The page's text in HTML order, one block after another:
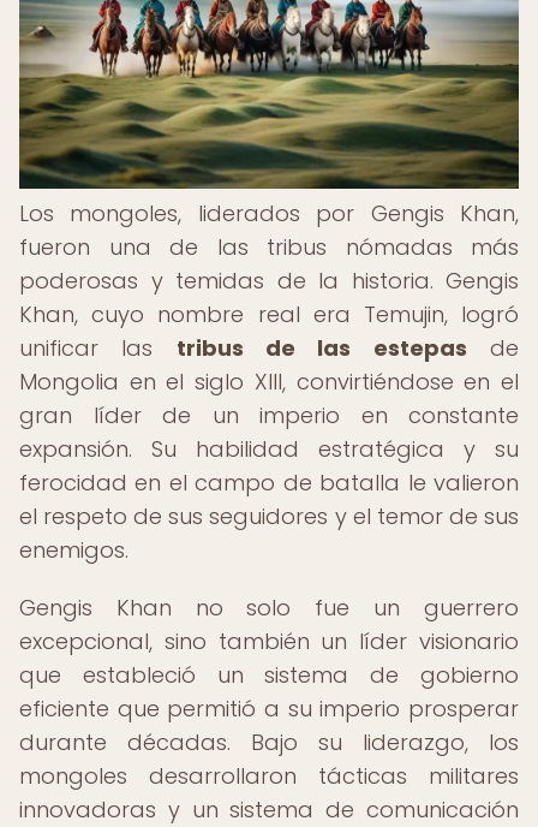
Los mongoles, liderados por Gengis Khan,
fueron una de las tribus nómadas más
poderosas y temidas de la historia. Gengis
Khan, cuyo nombre real era Temujin, logró
unificar las tribus de las estepas de
Mongolia en el siglo XIII, convirtiéndose en el
gran líder de un imperio en constante
expansión. Su habilidad estratégica y su
ferocidad en el campo de batalla le valieron
el respeto de sus seguidores y el temor de sus
enemigos.
Gengis Khan no solo fue un guerrero
excepcional, sino también un líder visionario
que estableció un sistema de gobierno
eficiente que permitió a su imperio prosperar
durante décadas. Bajo su liderazgo, los
mongoles desarrollaron tácticas militares
innovadoras y un sistema de comunicación